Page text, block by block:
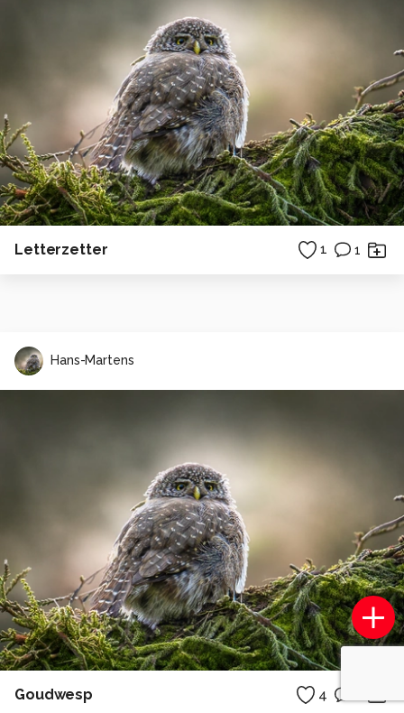
Letterzetter 1 1
Hans-Martens
Goudwesp 4